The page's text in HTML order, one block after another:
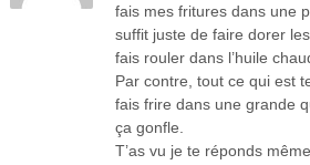
fais mes fritures dans une
suffit juste de faire dorer
fais rouler dans l’huile
Par contre, tout ce qui est
fais frire dans une grande
ça gonfle.
T’as vu je te réponds